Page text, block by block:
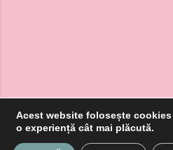
Acest website folosește
o experiență cât mai plăcută.